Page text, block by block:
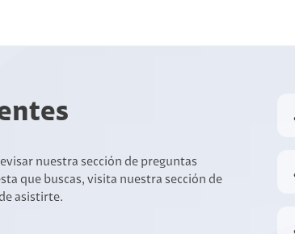
nuestra sección de preguntas
que buscas, visita nuestra sección de
asistirte.